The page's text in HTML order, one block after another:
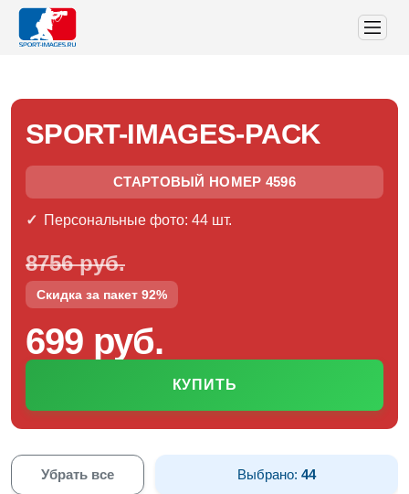
SPORT-IMAGES-PACK
СТАРТОВЫЙ НОМЕР 4596
Персональные фото: 44 шт.
8756 руб.
Скидка за пакет 92%
699 руб.
КУПИТЬ
Убрать все Выбрано:44